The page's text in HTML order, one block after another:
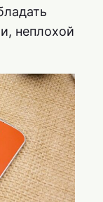
неплохой